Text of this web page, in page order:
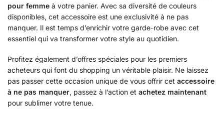
pour femme à votre panier. Avec sa diversité de couleurs
disponibles, cet accessoire est une exclusivité à ne pas
manquer. Il est temps d’enrichir votre garde-robe avec cet
essentiel qui va transformer votre style au quotidien.
Profitez également d’offres spéciales pour les premiers
acheteurs qui font du shopping un véritable plaisir. Ne laissez
pas passer cette occasion unique de vous offrir cet accessoire
à ne pas manquer, passez à l’action et achetez maintenant
pour sublimer votre tenue.